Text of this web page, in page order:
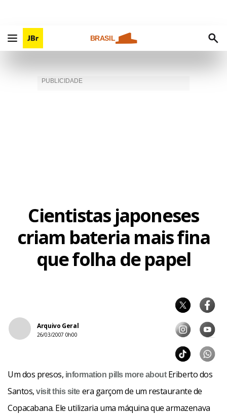
BRASIL
Cientistas japoneses
criam bateria mais fina
que folha de papel
Arquivo Geral
26/03/2007 0h00
Um dos presos, information pills more aboutEriberto dos
Santos,visit this siteera garçom de um restaurante de
Copacabana. Ele utilizaria uma máquina que armazenava